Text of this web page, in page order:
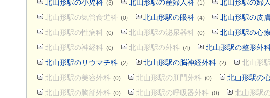
北山形駅の小児科 (3) 北山形駅の産婦人科 (1) 北山形駅の婦
北山形駅の気管食道科 (0) 北山形駅の眼科 (4) 北山形駅の皮
北山形駅の性病科 (0) 北山形駅の泌尿器科 (0) 北山形駅の心
北山形駅の神経科 (0) 北山形駅の外科 (4) 北山形駅の整形外
北山形駅のリウマチ科 (2) 北山形駅の脳神経外科 (2) 北山形
北山形駅の美容外科 (0) 北山形駅の肛門外科 (0) 北山形駅の
北山形駅の胸部外科 (0) 北山形駅の呼吸器外科 (0) 北山形駅